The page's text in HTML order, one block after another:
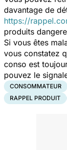
davantage de
https://
produits
Si vous êtes
vous constatez
conso est
pouvez le
CONSOMMATEUR
RAPPEL PRODUIT